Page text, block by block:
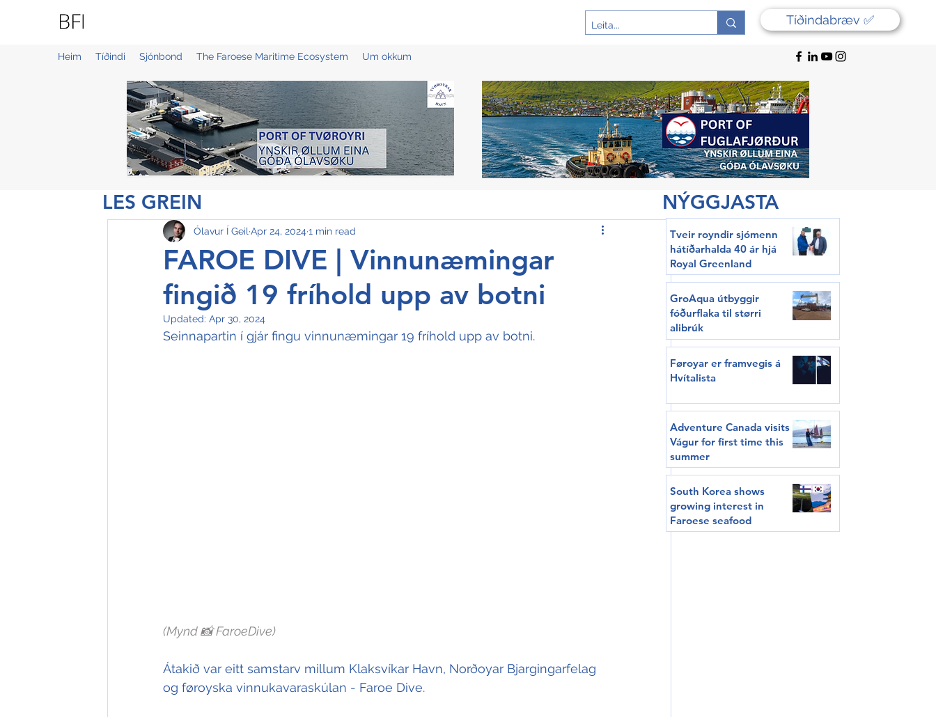
Tíðindabræv ✅
Heim Tíðindi Sjónbond The Faroese Maritime Ecosystem Um okkum
FAROE DIVE | Vinnunæmingar
fingið 19 fríhold upp av botni
Ólavur Í Geil Apr 24, 2024 1 min read
Updated: Apr 30, 2024
Seinnapartin í gjár fingu vinnunæmingar 19 fríhold upp av botni.
(Mynd 📸 FaroeDive)
Átakið var eitt samstarv millum Klaksvíkar Havn, Norðoyar Bjargingarfelag
og føroyska vinnukavaraskúlan - Faroe Dive.
LES GREIN NÝGGJASTA
Tveir royndir sjómenn
hátíðarhalda 40 ár hjá
Royal Greenland
GroAqua útbyggir
fóðurflaka til størri
alibrúk
Føroyar er framvegis á
Hvítalista
Adventure Canada visits
Vágur for first time this
summer
South Korea shows
growing interest in
Faroese seafood